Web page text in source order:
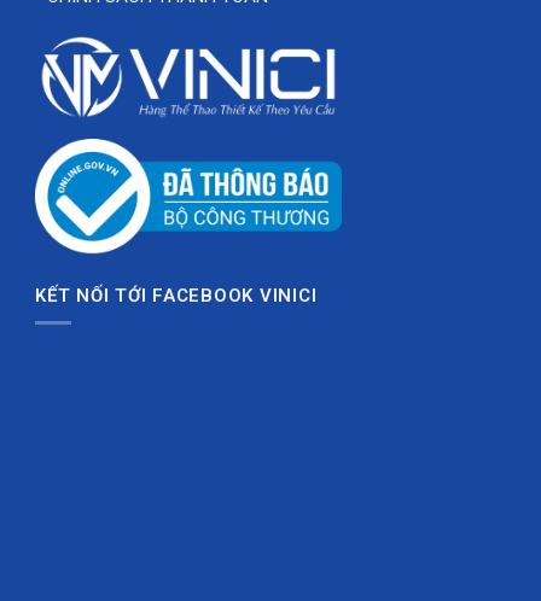
vừa đẹp mắt vừa tiện nghi cho mọi trận đấu!
Liên hệ Vinici Sport ngay để được tư vấn & đặt
may theo yêu cầu!
KẾT NỐI TỚI FACEBOOK VINICI